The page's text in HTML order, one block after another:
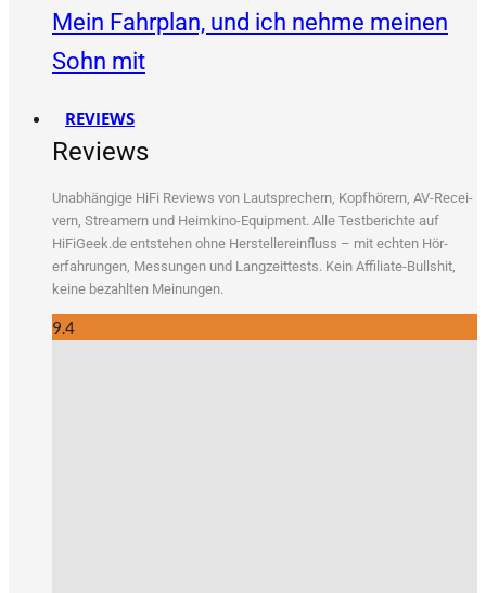
Mein Fahrplan, und ich nehme meinen
Sohn mit
REVIEWS
Reviews
Unab­hän­gi­ge HiFi Reviews von Laut­spre­chern, Kopf­hö­rern, AV-Recei­
vern, Strea­mern und Heim­ki­no-Equip­ment. Alle Test­be­rich­te auf
HiFiGeek.de ent­ste­hen ohne Her­stel­ler­ein­fluss – mit ech­ten Hör­
erfah­run­gen, Mes­sun­gen und Lang­zeit­tests. Kein Affi­lia­te-Bull­shit,
kei­ne bezahl­ten Meinungen.
9.4